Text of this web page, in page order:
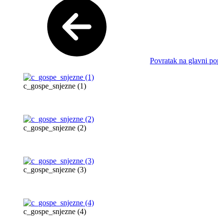
Povratak na glavni
c_gospe_snjezne (1)
c_gospe_snjezne (2)
c_gospe_snjezne (3)
c_gospe_snjezne (4)